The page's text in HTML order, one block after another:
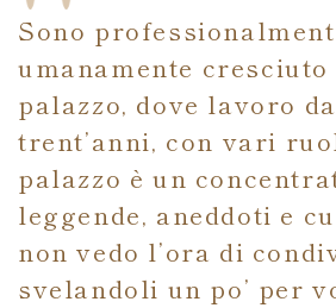
Sono
umanamente cresciuto
palazzo, dove lavoro
trent’anni, con vari
palazzo è un
leggende, aneddoti e
non vedo l’ora di
svelandoli un po’ per